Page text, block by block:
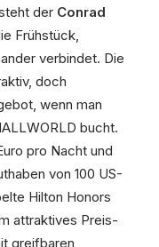
der Conrad
Frühstück,
verbindet. Die
doch
wenn man
bucht.
pro Nacht und
von 100 US-
Hilton Honors
attraktives Preis-
greifbaren